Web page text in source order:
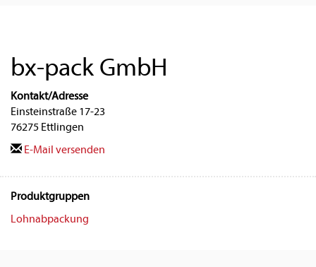
bx-pack GmbH
Kontakt/Adresse
Einsteinstraße 17-23
76275 Ettlingen
E-Mail versenden
Produktgruppen
Lohnabpackung